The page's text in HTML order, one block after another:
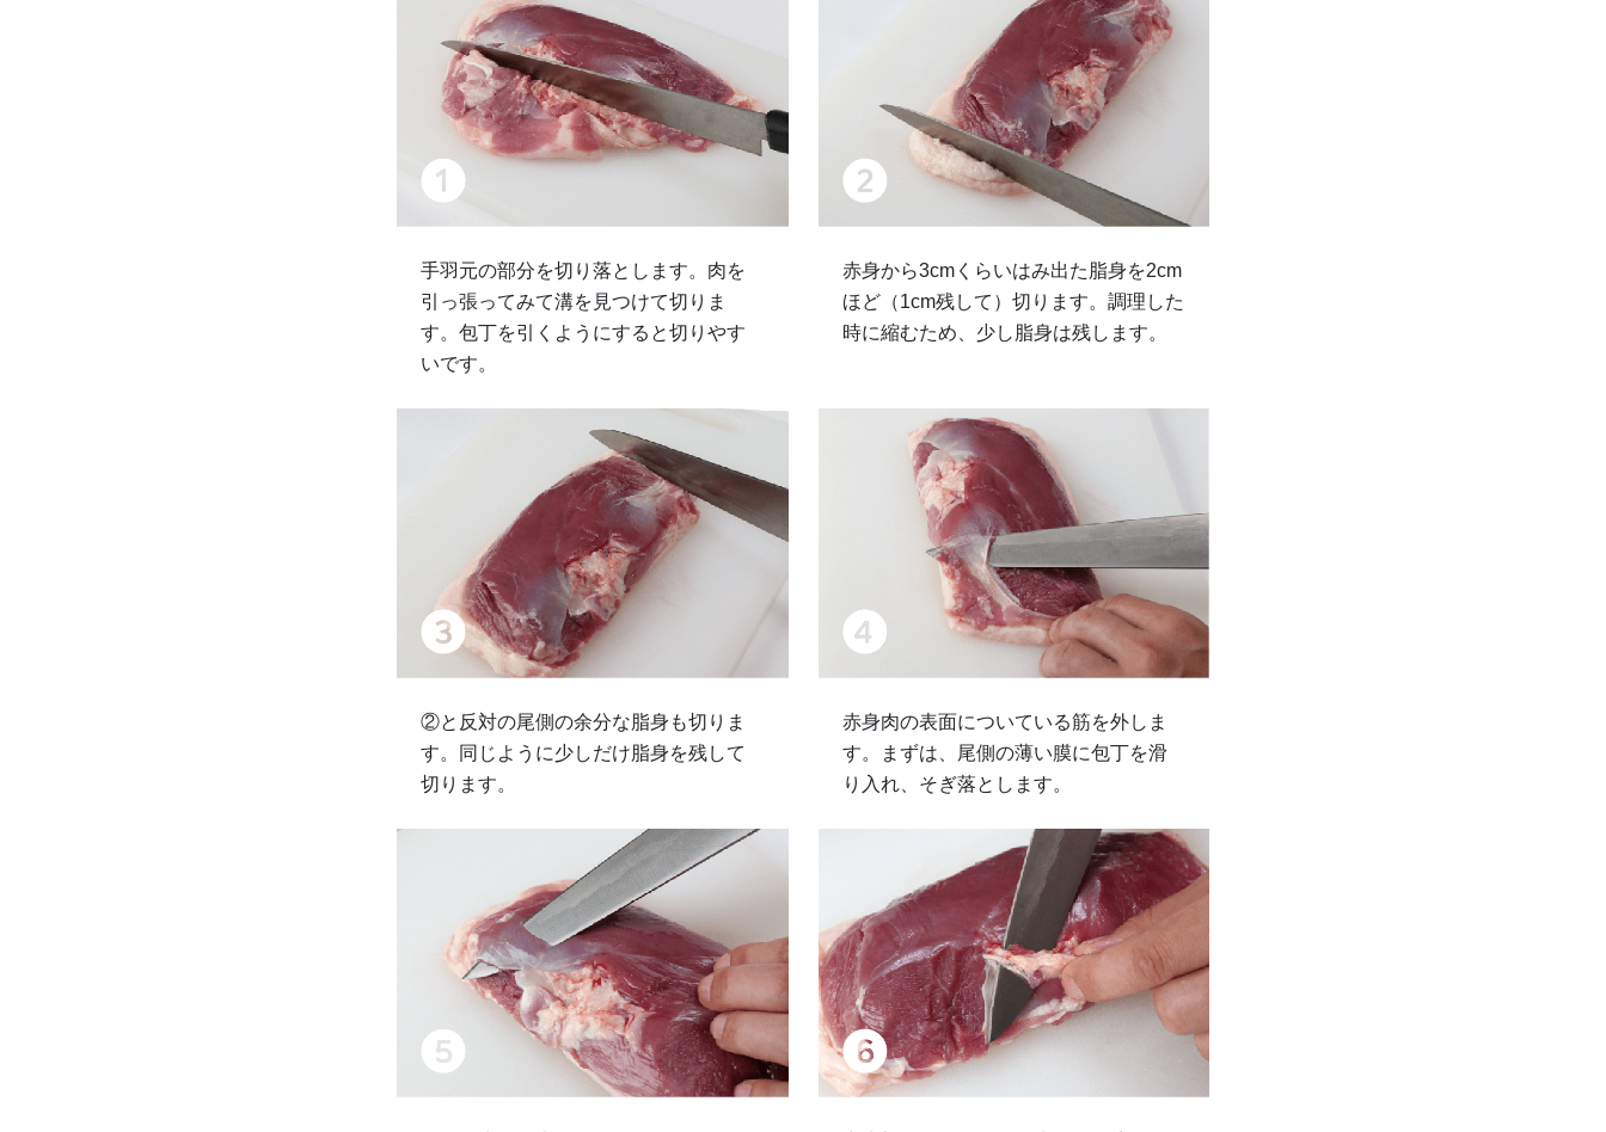
手羽元の部分を切り落とします。肉を
引っ張ってみて溝を見つけて切りま
す。包丁を引くようにすると切りやす
いです。
赤身から3cmくらいはみ出た脂身を2cm
ほど（1cm残して）切ります。調理した
時に縮むため、少し脂身は残します。
②と反対の尾側の余分な脂身も切りま
す。同じように少しだけ脂身を残して
切ります。
赤身肉の表面についている筋を外しま
す。まずは、尾側の薄い膜に包丁を滑
り入れ、そぎ落とします。